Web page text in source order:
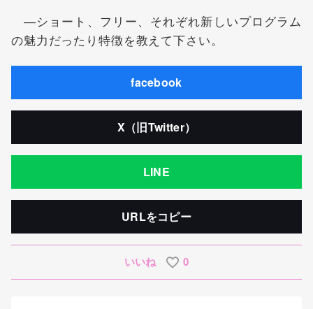
―ショート、フリー、それぞれ新しいプログラム
の魅力だったり特徴を教えて下さい。
facebook
X（旧Twitter）
LINE
URLをコピー
いいね 0